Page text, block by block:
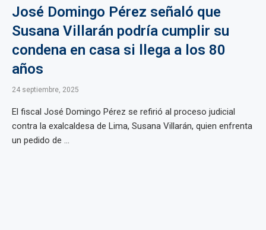
José Domingo Pérez señaló que
Susana Villarán podría cumplir su
condena en casa si llega a los 80
años
24 septiembre, 2025
El fiscal José Domingo Pérez se refirió al proceso judicial
contra la exalcaldesa de Lima, Susana Villarán, quien enfrenta
un pedido de ...